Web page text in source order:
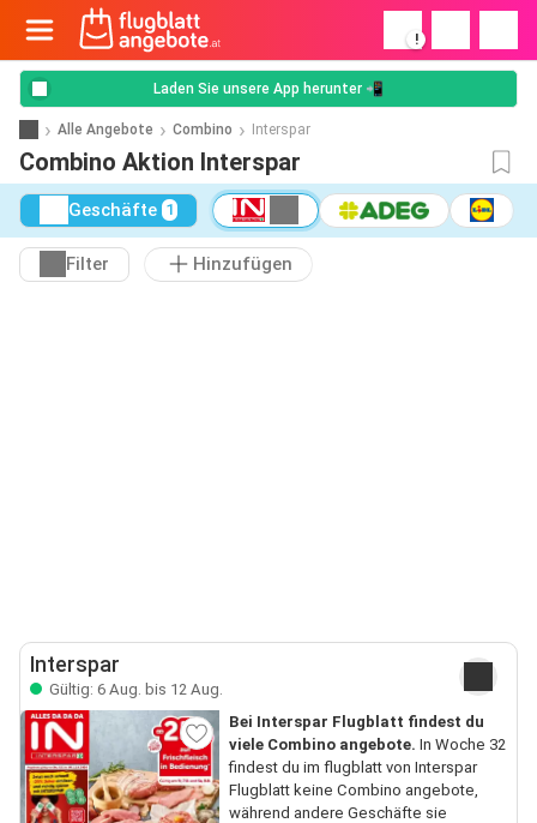
!
Laden Sie unsere App herunter 📲
Alle Angebote Combino Interspar
Combino Aktion Interspar
Geschäfte 1
Filter Hinzufügen
Interspar
Gültig: 6 Aug. bis 12 Aug.
Bei Interspar Flugblatt findest du
viele Combino angebote. In Woche 32
findest du im flugblatt von Interspar
Flugblatt keine Combino angebote,
während andere Geschäfte sie